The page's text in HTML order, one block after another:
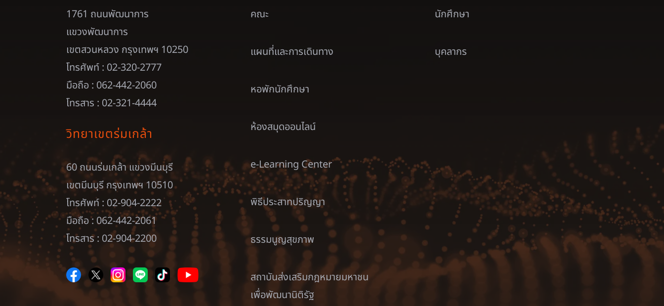
1761 ถนนพัฒนาการ
แขวงพัฒนาการ
เขตสวนหลวง กรุงเทพฯ 10250
โทรศัพท์ : 02-320-2777
มือถือ : 062-442-2060
โทรสาร : 02-321-4444
วิทยาเขตร่มเกล้า
60 ถนนร่มเกล้า แขวงมีนบุรี
เขตมีนบุรี กรุงเทพฯ 10510
โทรศัพท์ : 02-904-2222
มือถือ : 062-442-2061
โทรสาร : 02-904-2200
คณะ
แผนที่และการเดินทาง
หอพักนักศึกษา
ห้องสมุดออนไลน์
e-Learning Center
พิธีประสาทปริญญา
ธรรมนูญสุขภาพ
สถาบันส่งเสริมกฎหมายมหาชน
เพื่อพัฒนานิติรัฐ
นักศึกษา
บุคลากร